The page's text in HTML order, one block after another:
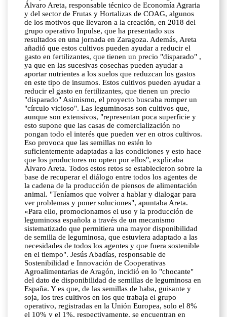
Álvaro Areta, responsable técnico de Economía Agraria
y del sector de Frutas y Hortalizas de COAG, algunos
de los motivos que llevaron a la creación, en 2018 del
grupo operativo Inpulse, que ha presentado sus
resultados en una jornada en Zaragoza. Además, Areta
añadió que estos cultivos pueden ayudar a reducir el
gasto en fertilizantes, que tienen un precio "disparado" ,
ya que en las sucesivas cosechas pueden ayudar a
aportar nutrientes a los suelos que reduzcan los gastos
en este tipo de insumos. Estos cultivos pueden ayudar a
reducir el gasto en fertilizantes, que tienen un precio
"disparado" Asimismo, el proyecto buscaba romper un
"círculo vicioso". Las leguminosas son cultivos que,
aunque son extensivos, "representan poca superficie y
esto supone que las casas de comercialización no
pongan todo el interés que pueden ver en otros cultivos.
Eso provoca que las semillas no estén lo
suficientemente adaptadas a las condiciones y esto hace
que los productores no opten por ellos", explicaba
Álvaro Areta. Todos estos retos se establecieron sobre la
base de recuperar el diálogo entre todos los agentes de
la cadena de la producción de piensos de alimentación
animal. "Teníamos que volver a hablar y dialogar para
ver problemas y poner soluciones", apuntaba Areta.
«Para ello, promocionamos el uso y la producción de
leguminosa española a través de un mecanismo
sistematizado que permitiera una mayor disponibilidad
de semilla de leguminosa, que estuviera adaptado a las
necesidades de todos los agentes y que fuera sostenible
en el tiempo". Jesús Abadías, responsable de
Sostenibilidad e Innovación de Cooperativas
Agroalimentarias de Aragón, incidió en lo "chocante"
del dato de disponibilidad de semillas de leguminosa en
España. Y es que, de las semillas de haba, guisante y
soja, los tres cultivos en los que trabaja el grupo
operativo, registradas en la Unión Europea, solo el 8%
el 10% y el 1%, respectivamente, se encuentran en